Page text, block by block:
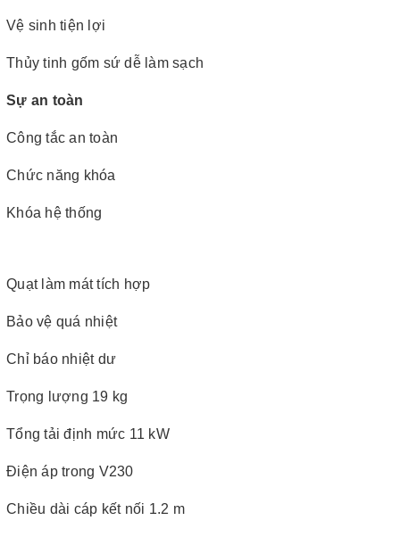
Vệ sinh tiện lợi
Thủy tinh gốm sứ dễ làm sạch
Sự an toàn
Công tắc an toàn
Chức năng khóa
Khóa hệ thống
Quạt làm mát tích hợp
Bảo vệ quá nhiệt
Chỉ báo nhiệt dư
Trọng lượng 19 kg
Tổng tải định mức 11 kW
Điện áp trong V230
Chiều dài cáp kết nối 1.2 m